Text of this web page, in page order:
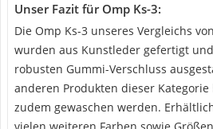
Unser Fazit für Omp Ks-3:
Die Omp Ks-3 unseres Vergleichs
wurden aus Kunstleder gefertigt
robusten Gummi-Verschluss
anderen Produkten dieser
zudem gewaschen werden.